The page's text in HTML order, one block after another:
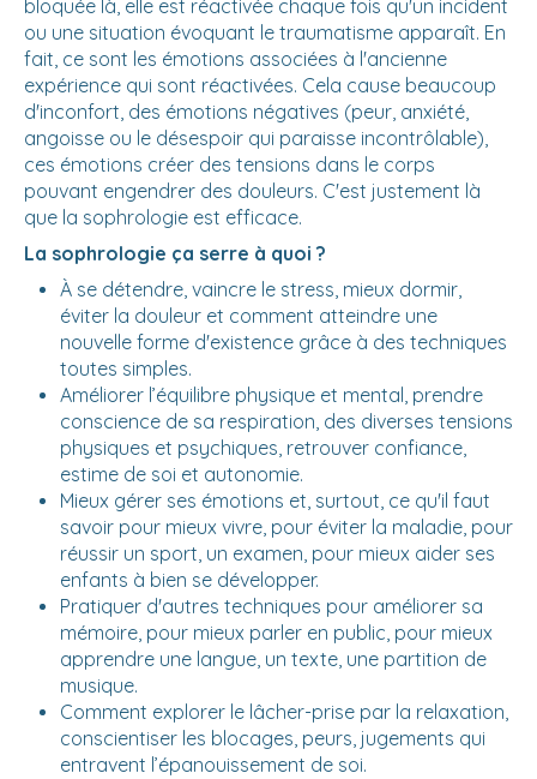
bloquée là, elle est réactivée chaque fois qu'un incident
ou une situation évoquant le traumatisme apparaît. En
fait, ce sont les émotions associées à l'ancienne
expérience qui sont réactivées. Cela cause beaucoup
d'inconfort, des émotions négatives (peur, anxiété,
angoisse ou le désespoir qui paraisse incontrôlable),
ces émotions créer des tensions dans le corps
pouvant engendrer des douleurs. C'est justement là
que la sophrologie est efficace.
La sophrologie ça serre à quoi ?
À se détendre, vaincre le stress, mieux dormir,
éviter la douleur et comment atteindre une
nouvelle forme d'existence grâce à des techniques
toutes simples.
Améliorer l’équilibre physique et mental, prendre
conscience de sa respiration, des diverses tensions
physiques et psychiques, retrouver confiance,
estime de soi et autonomie.
Mieux gérer ses émotions et, surtout, ce qu'il faut
savoir pour mieux vivre, pour éviter la maladie, pour
réussir un sport, un examen, pour mieux aider ses
enfants à bien se développer.
Pratiquer d'autres techniques pour améliorer sa
mémoire, pour mieux parler en public, pour mieux
apprendre une langue, un texte, une partition de
musique.
Comment explorer le lâcher-prise par la relaxation,
conscientiser les blocages, peurs, jugements qui
entravent l’épanouissement de soi.